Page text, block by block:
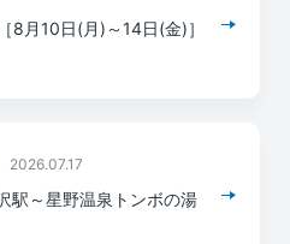
8月10日(月)～14日(金)］
2026.07.17
駅～星野温泉トンボの湯